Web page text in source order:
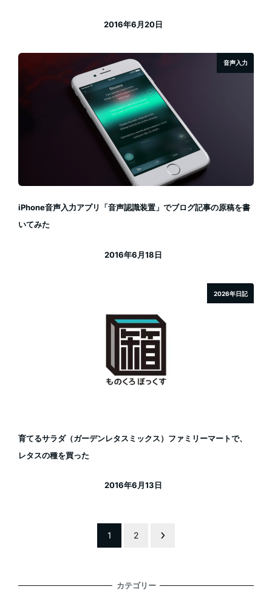
2016年6月20日
音声入力
iPhone音声入力アプリ「音声認識装置」でブログ記事の原稿を書
いてみた
2016年6月18日
2026年日記
育てるサラダ（ガーデンレタスミックス）ファミリーマートで、
レタスの種を買った
2016年6月13日
1 2
カテゴリー